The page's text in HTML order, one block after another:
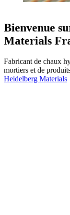
Bienvenue
Materials
Fabricant de chaux
mortiers et de
Heidelberg Materials